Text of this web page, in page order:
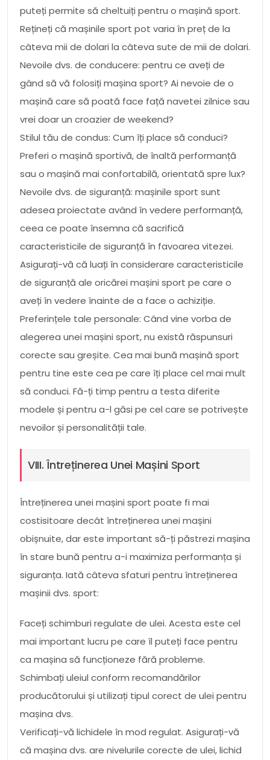
puteți permite să cheltuiți pentru o mașină sport.
Rețineți că mașinile sport pot varia în preț de la
câteva mii de dolari la câteva sute de mii de dolari.
Nevoile dvs. de conducere: pentru ce aveți de
gând să vă folosiți mașina sport? Ai nevoie de o
mașină care să poată face față navetei zilnice sau
vrei doar un croazier de weekend?
Stilul tău de condus: Cum îți place să conduci?
Preferi o mașină sportivă, de înaltă performanță
sau o mașină mai confortabilă, orientată spre lux?
Nevoile dvs. de siguranță: mașinile sport sunt
adesea proiectate având în vedere performanță,
ceea ce poate însemna că sacrifică
caracteristicile de siguranță în favoarea vitezei.
Asigurați-vă că luați în considerare caracteristicile
de siguranță ale oricărei mașini sport pe care o
aveți în vedere înainte de a face o achiziție.
Preferințele tale personale: Când vine vorba de
alegerea unei mașini sport, nu există răspunsuri
corecte sau greșite. Cea mai bună mașină sport
pentru tine este cea pe care îți place cel mai mult
să conduci. Fă-ți timp pentru a testa diferite
modele și pentru a-l găsi pe cel care se potrivește
nevoilor și personalității tale.
VIII. Întreținerea Unei Mașini Sport
Întreținerea unei mașini sport poate fi mai
costisitoare decât întreținerea unei mașini
obișnuite, dar este important să-ți păstrezi mașina
în stare bună pentru a-i maximiza performanța și
siguranța. Iată câteva sfaturi pentru întreținerea
mașinii dvs. sport:
Faceți schimburi regulate de ulei. Acesta este cel
mai important lucru pe care îl puteți face pentru
ca mașina să funcționeze fără probleme.
Schimbați uleiul conform recomandărilor
producătorului și utilizați tipul corect de ulei pentru
mașina dvs.
Verificați-vă lichidele în mod regulat. Asigurați-vă
că mașina dvs. are nivelurile corecte de ulei, lichid